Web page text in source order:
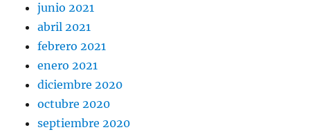
junio 2021
abril 2021
febrero 2021
enero 2021
diciembre 2020
octubre 2020
septiembre 2020